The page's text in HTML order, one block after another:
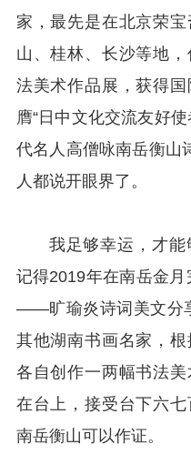
家，最先是在北京荣
山、桂林、长沙等地
法美术作品展，获得
膺“日中文化交流友好
代名人高僧咏南岳衡山
人都说开眼界了。
我足够幸运，才
记得2019年在南岳金
——旷瑜炎诗词美文分
其他湖南书画名家，根
各自创作一两幅书法
在台上，接受台下六七
南岳衡山可以作证。